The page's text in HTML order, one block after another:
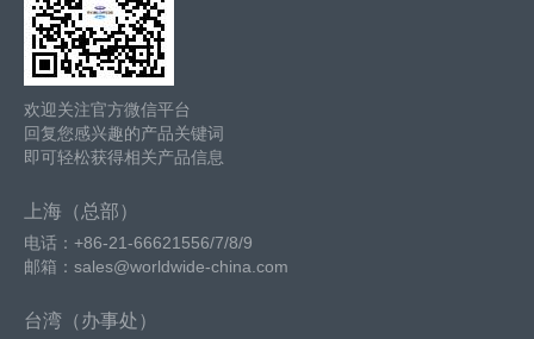
欢迎关注官方微信平台
回复您感兴趣的产品关键词
即可轻松获得相关产品信息
上海（总部）
电话：+86-21-66621556/7/8/9
邮箱：sales@worldwide-china.com
台湾（办事处）